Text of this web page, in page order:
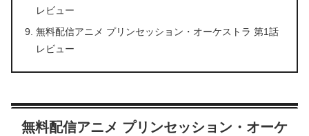
レビュー
無料配信アニメ プリンセッション・オーケストラ 第1話
レビュー
無料配信アニメ プリンセッション・オーケ